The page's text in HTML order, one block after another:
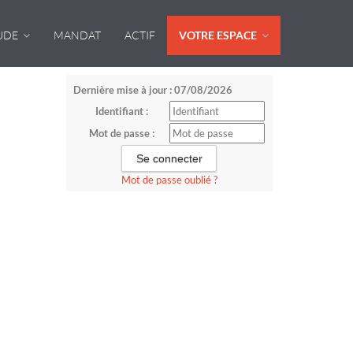
MANDAT ACTIF VOTRE ESPACE
Dernière mise à jour : 07/08/2026
Identifiant :
Mot de passe :
Mot de passe oublié ?